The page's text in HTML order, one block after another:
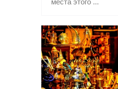
места этого ...